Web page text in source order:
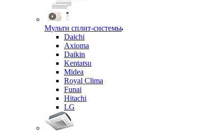
Мульти сплит-системы
Daichi
Axioma
Daikin
Kentatsu
Midea
Royal Clima
Funai
Hitachi
LG